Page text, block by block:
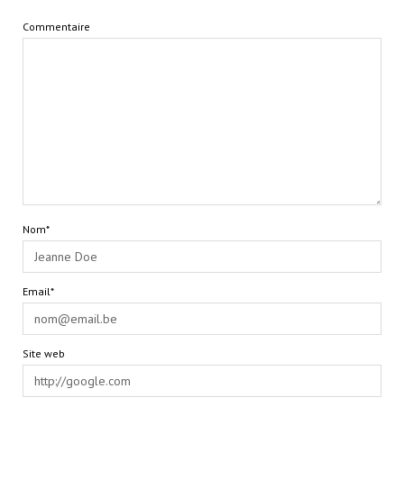
Commentaire
Nom*
Email*
Site web